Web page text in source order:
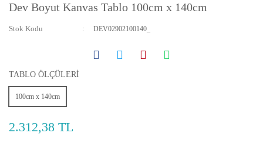
Dev Boyut Kanvas Tablo 100cm x 140cm
Stok Kodu DEV02902100140_
TABLO ÖLÇÜLERİ
100cm x 140cm
2.312,38 TL